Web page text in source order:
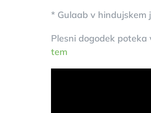
* Gulaab v hindujskem
Plesni dogodek
tem